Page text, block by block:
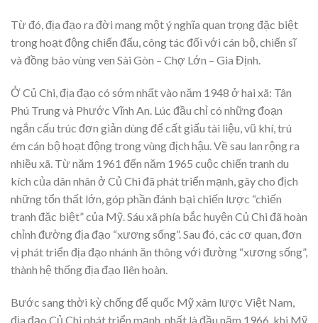
Từ đó, địa đạo ra đời mang một ý nghĩa quan trọng đặc biệt
trong hoạt động chiến đấu, công tác đối với cán bộ, chiến sĩ
và đồng bào vùng ven Sài Gòn – Chợ Lớn – Gia Định.
Ở Củ Chi, địa đạo có sớm nhất vào năm 1948 ở hai xã: Tân
Phú Trung và Phước Vĩnh An. Lúc đầu chỉ có những đoạn
ngắn cấu trúc đơn giản dùng để cất giấu tài liệu, vũ khí, trú
ém cán bộ hoạt động trong vùng địch hậu. Về sau lan rộng ra
nhiều xã. Từ năm 1961 đến năm 1965 cuộc chiến tranh du
kích của dân nhân ở Củ Chi đã phát triển mạnh, gây cho địch
những tổn thất lớn, góp phần đánh bại chiến lược “chiến
tranh đặc biệt” của Mỹ. Sáu xã phía bắc huyện Củ Chi đã hoàn
chỉnh đường địa đạo “xương sống”. Sau đó, các cơ quan, đơn
vị phát triển địa đạo nhánh ăn thông với đường “xương sống”,
thành hệ thống địa đạo liên hoàn.
Bước sang thời kỳ chống đế quốc Mỹ xâm lược Việt Nam,
địa đạo Củ Chi phát triển mạnh, nhất là đầu năm 1966, khi Mỹ